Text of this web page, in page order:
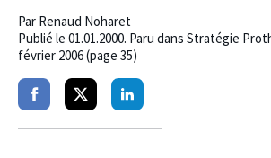
Par Renaud Noharet
Publié le 01.01.2000. Paru dans Stratégie
février 2006 (page 35)
PartagerPartagerPartager